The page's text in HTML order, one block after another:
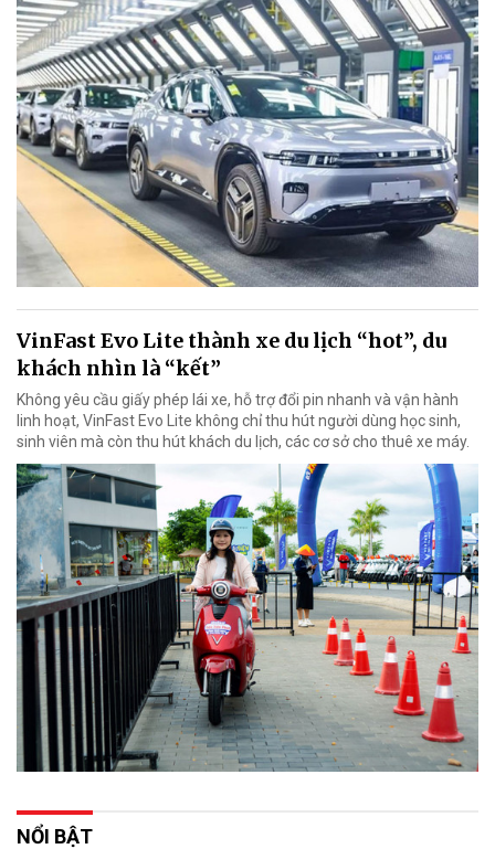
VinFast Evo Lite thành xe du lịch “hot”, du
khách nhìn là “kết”
Không yêu cầu giấy phép lái xe, hỗ trợ đổi pin nhanh và vận hành
linh hoạt, VinFast Evo Lite không chỉ thu hút người dùng học sinh,
sinh viên mà còn thu hút khách du lịch, các cơ sở cho thuê xe máy.
NỔI BẬT